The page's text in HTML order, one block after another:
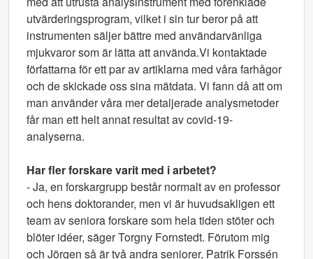
utvärderingsprogram, vilket i sin tur beror på att
instrumenten säljer bättre med användarvänliga
mjukvaror som är lätta att använda.Vi kontaktade
författarna för ett par av artiklarna med våra farhågor
och de skickade oss sina mätdata. Vi fann då att om
man använder våra mer detaljerade analysmetoder
får man ett helt annat resultat av covid-19-
analyserna.
Har fler forskare varit med i arbetet?
- Ja, en forskargrupp består normalt av en professor
och hens doktorander, men vi är huvudsakligen ett
team av seniora forskare som hela tiden stöter och
blöter idéer, säger Torgny Fornstedt. Förutom mig
och Jörgen så är två andra seniorer, Patrik Forssén